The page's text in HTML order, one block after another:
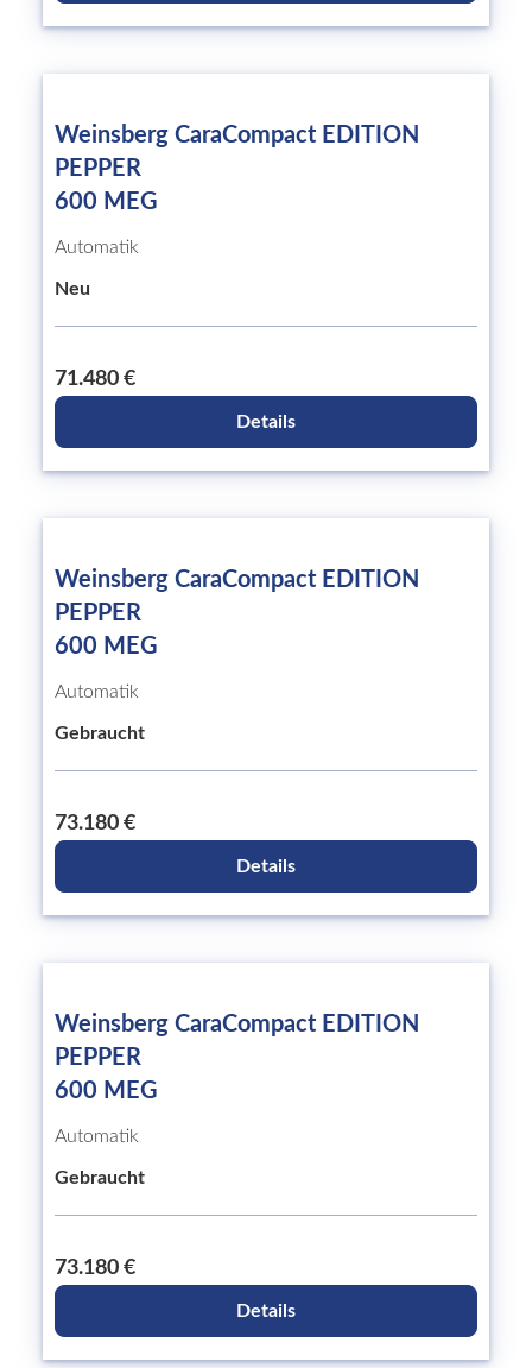
Weinsberg CaraCompact EDITION
PEPPER
600 MEG
Automatik
Neu
71.480 €
Details
Weinsberg CaraCompact EDITION
PEPPER
600 MEG
Automatik
Gebraucht
73.180 €
Details
Weinsberg CaraCompact EDITION
PEPPER
600 MEG
Automatik
Gebraucht
73.180 €
Details